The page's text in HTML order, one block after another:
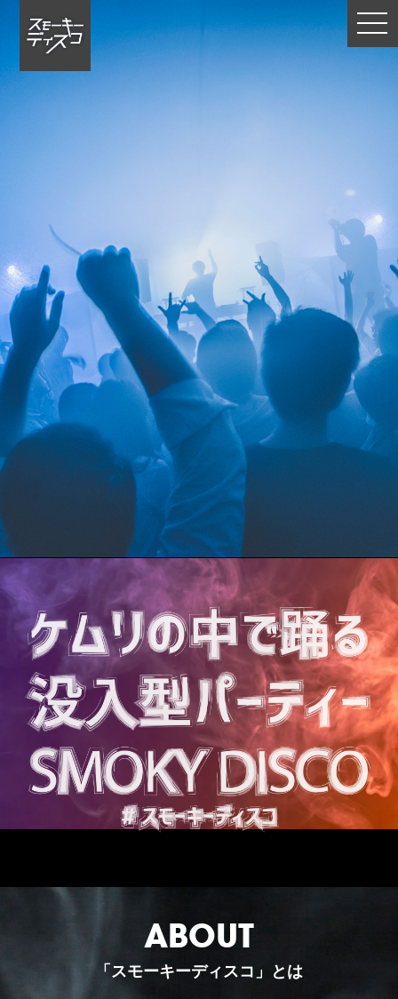
ABOUT
「スモーキーディスコ」とは